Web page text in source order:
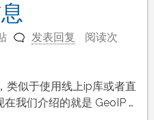
发表回复
阅读次
类似于使用线上ip库或者直
我们介绍的就是 GeoIP …